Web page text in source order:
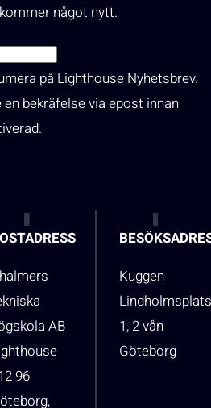
något nytt.
på Lighthouse Nyhetsbrev.
bekräfelse via epost innan
AB
96
Kuggen
1, 2 vån
Göteborg